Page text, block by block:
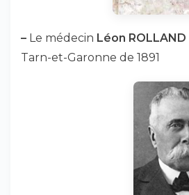
– Le médecin Léon ROLLAND
Tarn-et-Garonne de 1891